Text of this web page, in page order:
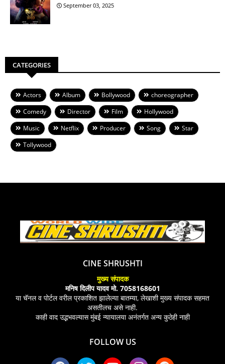
September 03, 2025
CATEGORIES
Actors Album Bollywood
choreographer
Comedy
Director Film
Hollywood
Music
Netflix Producer Song
Star
Tollywood
CINE SHRUSHTI
मुख्य संपादक
मनिष दिलीप यादव मो. 7058168601
या चॅनल व पोर्टल वरील प्रकाशित झालेल्या बातम्या, लेखाशी मुख्य संपादक सहमत
असतीलच असे नाही.
काही वाद उद्भभवल्यास मुंबई न्यायालया अनंतर्गत अन्य कुठेही नाही
FOLLOW US